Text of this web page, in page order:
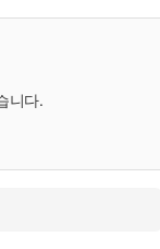
니다.